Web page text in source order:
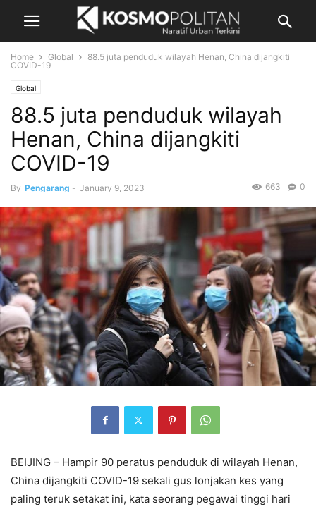
Home Global
88.5 juta penduduk wilayah Henan, China dijangkiti
COVID-19
Global
88.5 juta penduduk wilayah
Henan, China dijangkiti
COVID-19
By Pengarang - January 9, 2023 0
663
BEIJING – Hampir 90 peratus penduduk di wilayah Henan,
China dijangkiti COVID-19 sekali gus lonjakan kes yang
paling teruk setakat ini, kata seorang pegawai tinggi hari